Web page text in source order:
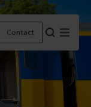
Contact Menu